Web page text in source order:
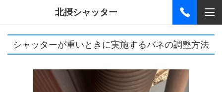
北摂シャッター
シャッターが重いときに実施するバネの調整方法